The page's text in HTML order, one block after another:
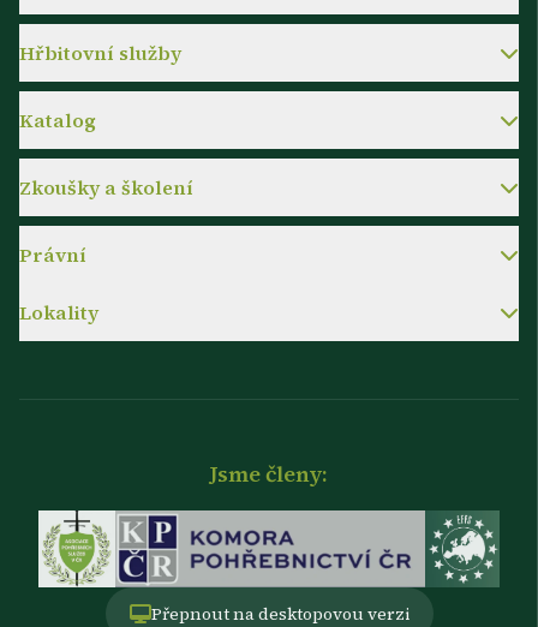
Hřbitovní služby
Katalog
Zkoušky a školení
Právní
Lokality
Jsme členy:
Přepnout na desktopovou verzi